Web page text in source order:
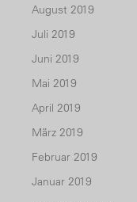
August 2019
Juli 2019
Juni 2019
Mai 2019
April 2019
März 2019
Februar 2019
Januar 2019